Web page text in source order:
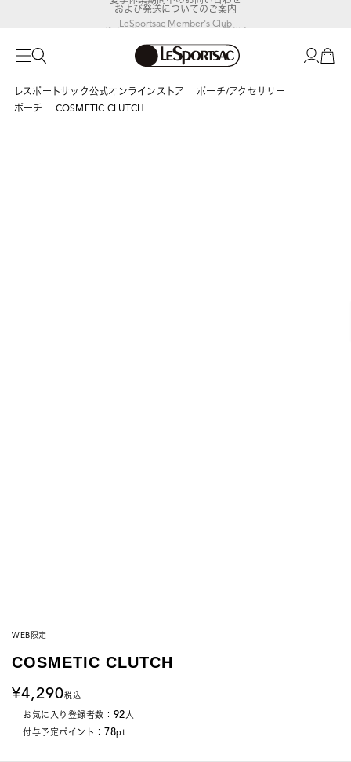
LeSportsac Member's Club
ポイントアップキャンペーン開催中
レスポートサック公式オンラインストア
ポーチ/アクセサリー
ポーチ
COSMETIC CLUTCH
WEB限定
COSMETIC CLUTCH
4,290税込
お気に入り登録者数： 92人
付与予定ポイント： 78pt